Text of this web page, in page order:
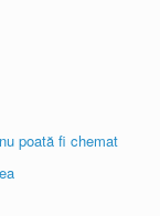
poată fi chemat